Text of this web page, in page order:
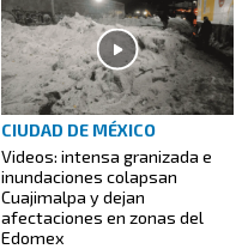
CIUDAD DE MÉXICO
Videos: intensa granizada e
inundaciones colapsan
Cuajimalpa y dejan
afectaciones en zonas del
Edomex